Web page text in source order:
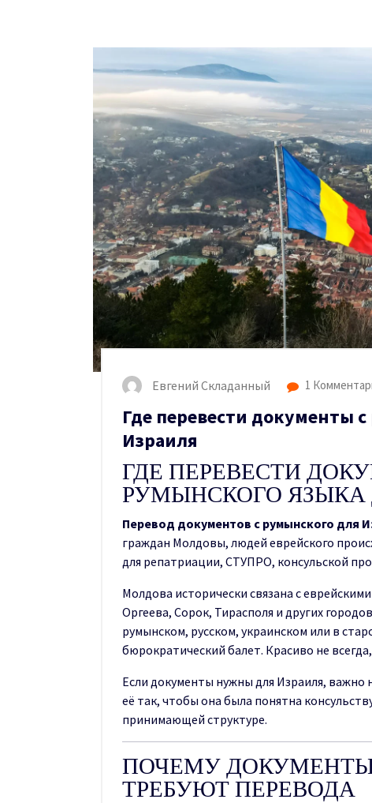
Евгений Складанный 1
Где перевести документы
Израиля
ГДЕ ПЕРЕВЕСТИ
РУМЫНСКОГО ЯЗЫКА
Перевод документов с румынского для
граждан Молдовы, людей еврейского
для репатриации, СТУПРО, консульской
Молдова исторически связана с
Оргеева, Сорок, Тирасполя и других
румынском, русском, украинском или в
бюрократический балет. Красиво не
Если документы нужны для Израиля, важно
её так, чтобы она была понятна
принимающей структуре.
ПОЧЕМУ
ТРЕБУЮТ ПЕРЕВОДА